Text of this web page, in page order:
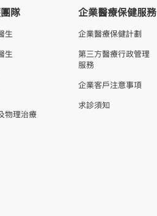
隊
生
生
物理治療
企業醫療保健服務
企業醫療保健計劃
第三方醫療行政管理
服務
企業客戶注意事項
求診須知